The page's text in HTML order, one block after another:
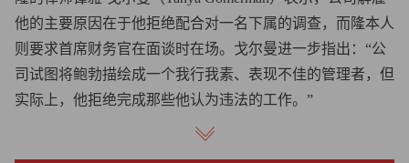
他的主要原因在于他拒绝配合对一名下属的调查，而隆本人
则要求首席财务官在面谈时在场。戈尔曼进一步指出：“公
司试图将鲍勃描绘成一个我行我素、表现不佳的管理者，但
实际上，他拒绝完成那些他认为违法的工作。”
她指出，在隆提交了举报人投诉之后，公司并未就所指控的